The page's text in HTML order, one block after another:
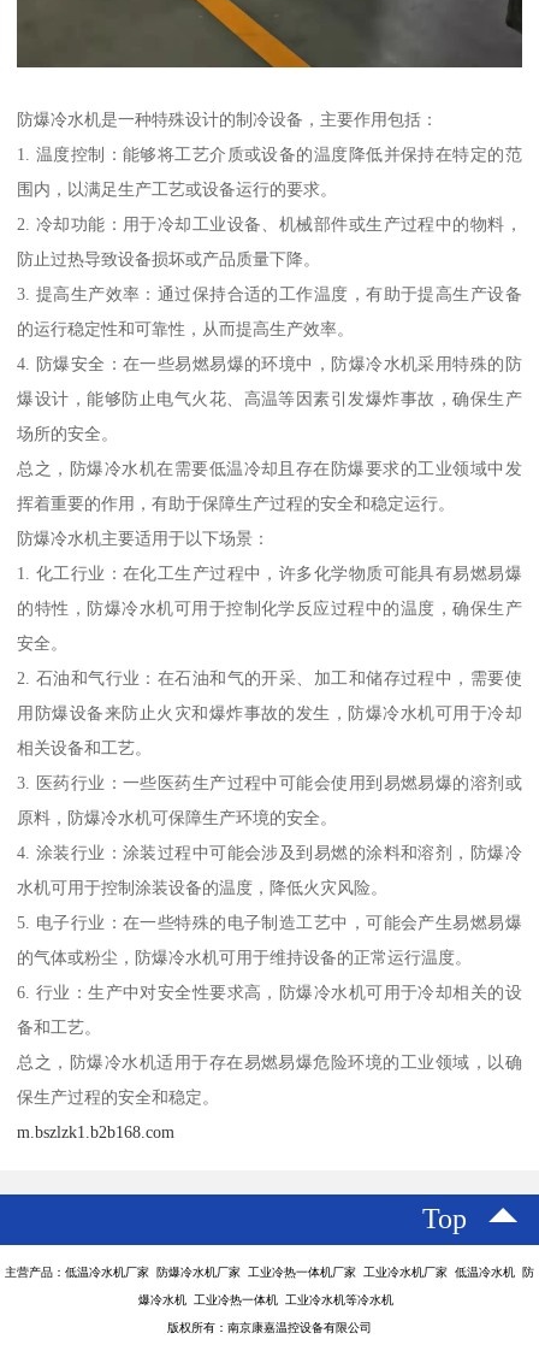
防爆冷水机是一种特殊设计的制冷设备，主要作用包括：
1. 温度控制：能够将工艺介质或设备的温度降低并保持在特定的范
围内，以满足生产工艺或设备运行的要求。
2. 冷却功能：用于冷却工业设备、机械部件或生产过程中的物料，
防止过热导致设备损坏或产品质量下降。
3. 提高生产效率：通过保持合适的工作温度，有助于提高生产设备
的运行稳定性和可靠性，从而提高生产效率。
4. 防爆安全：在一些易燃易爆的环境中，防爆冷水机采用特殊的防
爆设计，能够防止电气火花、高温等因素引发爆炸事故，确保生产
场所的安全。
总之，防爆冷水机在需要低温冷却且存在防爆要求的工业领域中发
挥着重要的作用，有助于保障生产过程的安全和稳定运行。
防爆冷水机主要适用于以下场景：
1. 化工行业：在化工生产过程中，许多化学物质可能具有易燃易爆
的特性，防爆冷水机可用于控制化学反应过程中的温度，确保生产
安全。
2. 石油和气行业：在石油和气的开采、加工和储存过程中，需要使
用防爆设备来防止火灾和爆炸事故的发生，防爆冷水机可用于冷却
相关设备和工艺。
3. 医药行业：一些医药生产过程中可能会使用到易燃易爆的溶剂或
原料，防爆冷水机可保障生产环境的安全。
4. 涂装行业：涂装过程中可能会涉及到易燃的涂料和溶剂，防爆冷
水机可用于控制涂装设备的温度，降低火灾风险。
5. 电子行业：在一些特殊的电子制造工艺中，可能会产生易燃易爆
的气体或粉尘，防爆冷水机可用于维持设备的正常运行温度。
6. 行业：生产中对安全性要求高，防爆冷水机可用于冷却相关的设
备和工艺。
总之，防爆冷水机适用于存在易燃易爆危险环境的工业领域，以确
保生产过程的安全和稳定。
m.bszlzk1.b2b168.com
Top
主营产品：低温冷水机厂家 防爆冷水机厂家 工业冷热一体机厂家 工业冷水机厂家 低温冷水机 防
爆冷水机 工业冷热一体机 工业冷水机等冷水机
版权所有：南京康嘉温控设备有限公司